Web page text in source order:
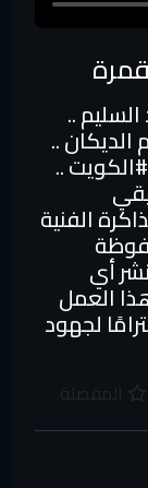
..
..
..
الفنية
أي
العمل
لجهود